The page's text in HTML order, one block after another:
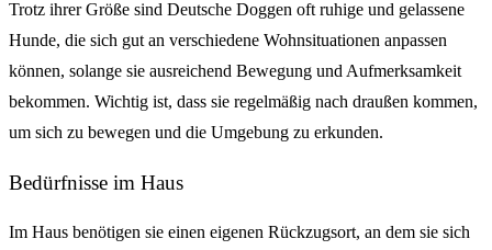
Trotz ihrer Größe sind Deutsche Doggen oft ruhige und gelassene
Hunde, die sich gut an verschiedene Wohnsituationen anpassen
können, solange sie ausreichend Bewegung und Aufmerksamkeit
bekommen. Wichtig ist, dass sie regelmäßig nach draußen kommen,
um sich zu bewegen und die Umgebung zu erkunden.
Bedürfnisse im Haus
Im Haus benötigen sie einen eigenen Rückzugsort, an dem sie sich